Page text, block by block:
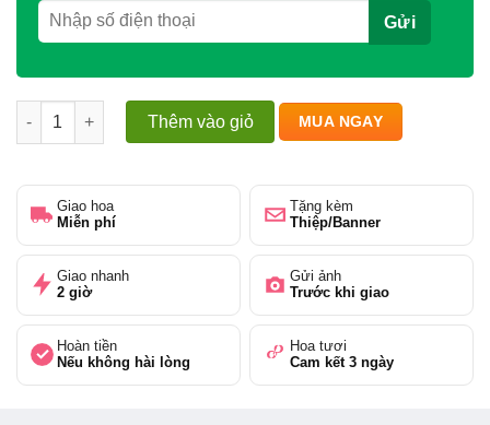
Bình hoa tone màu hồng tím số lượng
Thêm vào giỏ MUA NGAY
Giao hoa
Miễn phí
Tặng kèm
Thiệp/Banner
Giao nhanh
2 giờ
Gửi ảnh
Trước khi giao
Hoàn tiền
Nếu không hài lòng
Hoa tươi
Cam kết 3 ngày